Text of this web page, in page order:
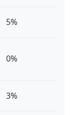
5%
0%
3%